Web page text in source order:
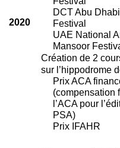
2020
DCT Abu
Festival
UAE National
Mansoor
Création de 2
sur l’hippodrome
Prix ACA
(compensation
l’ACA pour
PSA)
Prix IFAHR